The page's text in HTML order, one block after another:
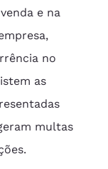
e na
no
as
multas